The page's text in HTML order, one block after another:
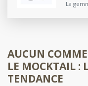
AUCUN
LE MOCKTAIL :
TENDANCE